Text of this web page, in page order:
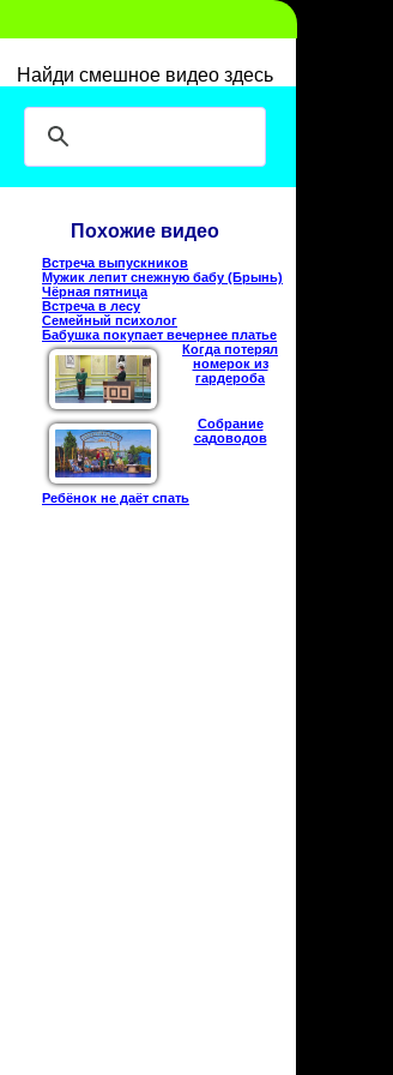
Найди смешное видео здесь
Похожие видео
Встреча выпускников
Мужик лепит снежную бабу (Брынь)
Чёрная пятница
Встреча в лесу
Семейный психолог
Бабушка покупает вечернее платье
Когда потерял
номерок из
гардероба
Собрание
садоводов
Ребёнок не даёт спать